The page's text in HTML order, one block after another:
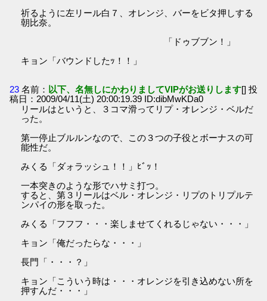
祈るように左リール白７、オレンジ、バーをビタ押しする
朝比奈。
「ドゥブブン！」
キョン「バウンドしたｯ！！」
23 名前： 以下、名無しにかわりましてVIPがお送りします[] 投
稿日：2009/04/11(土) 20:00:19.39 ID:dibMwKDa0
リールはというと、３コマ滑ってリプ・オレンジ・ベルだ
った。
第一停止ブルルンなので、この３つの子役とボーナスの可
能性だ。
みくる「ダォラッシュ！！」ﾋﾞｯ！
一本突きのような形でハサミ打つ。
すると、第３リールはベル・オレンジ・リプのトリプルテ
ンパイの形を取った。
みくる「フフフ・・・楽しませてくれるじゃない・・・」
キョン「俺だったらな・・・」
長門「・・・？」
キョン「こういう時は・・・オレンジを引き込めない所を
押すんだ・・・」